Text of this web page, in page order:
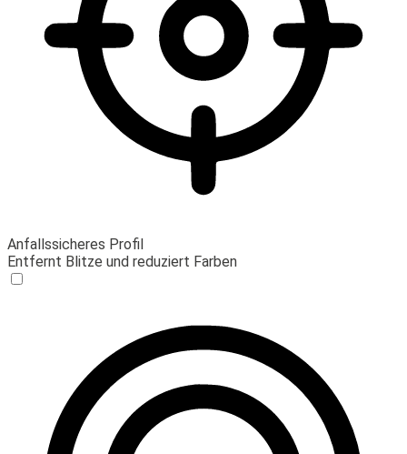
Anfallssicheres Profil
Entfernt Blitze und reduziert Farben